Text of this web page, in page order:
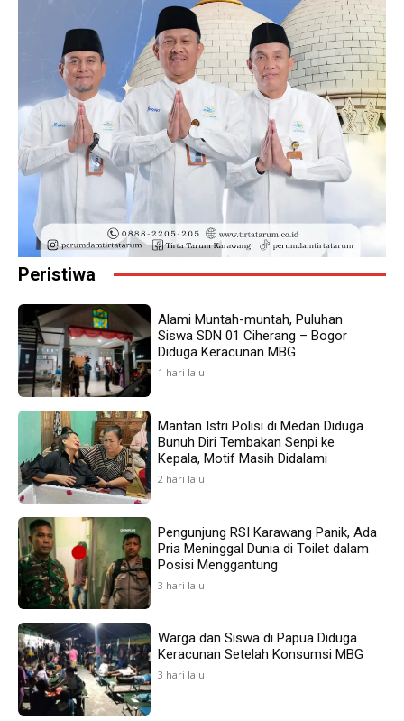
Peristiwa
Alami Muntah-muntah, Puluhan
Siswa SDN 01 Ciherang – Bogor
Diduga Keracunan MBG
1 hari lalu
Mantan Istri Polisi di Medan Diduga
Bunuh Diri Tembakan Senpi ke
Kepala, Motif Masih Didalami
2 hari lalu
Pengunjung RSI Karawang Panik, Ada
Pria Meninggal Dunia di Toilet dalam
Posisi Menggantung
3 hari lalu
Warga dan Siswa di Papua Diduga
Keracunan Setelah Konsumsi MBG
3 hari lalu